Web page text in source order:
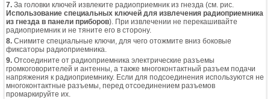
7. За головки ключей извлеките радиоприемник из гнезда (см. рис.
Использование специальных ключей для извлечения радиоприемника
из гнезда в панели приборов). При извлечении не перекашивайте
радиоприемник и не тяните его в сторону.
8. Снимите специальные ключи, для чего отожмите вниз боковые
фиксаторы радиоприемника.
9. Отсоедините от радиоприемника электрические разъемы
громкоговорителей и антенны, а также многоконтактный разъем подачи
напряжения к радиоприемнику. Если для подсоединения используются не
многоконтактные разъемы, перед отсоединением разъемов
промаркируйте их.